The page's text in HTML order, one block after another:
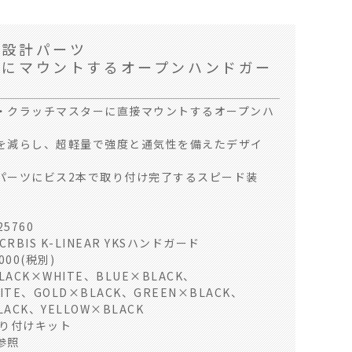
計パーツ
マウントするオープンハンドガー
ラッチマスターに直接マウントするオープンハ
らし、超軽量で強度と通気性を備えたデザイ
ツにビス2本で取り付け完了するスピード装
K-LINEAR YKSハンドガード
税別)
、BLUE×BLACK、
、GOLD×BLACK、GREEN×BLACK、
、YELLOW×BLACK
付けキット
照